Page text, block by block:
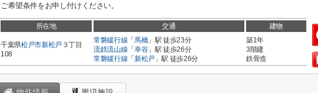
ご希望条件をお申し付けください。
所在地 交通 建物
千葉県松戸市新松戸３丁目
108
常磐緩行線 「 馬橋」駅 徒歩23分
流鉄流山線 「 幸谷」駅 徒歩26分
常磐緩行線 「 新松戸」駅 徒歩26分
築1年
3階建
鉄骨造